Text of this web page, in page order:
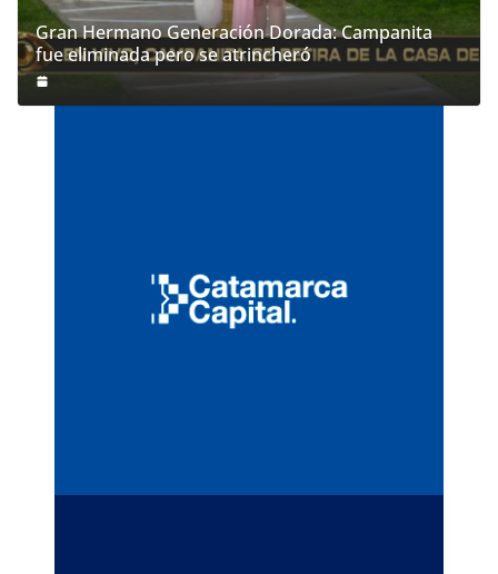
Gran Hermano Generación Dorada: Campanita
fue eliminada pero se atrincheró